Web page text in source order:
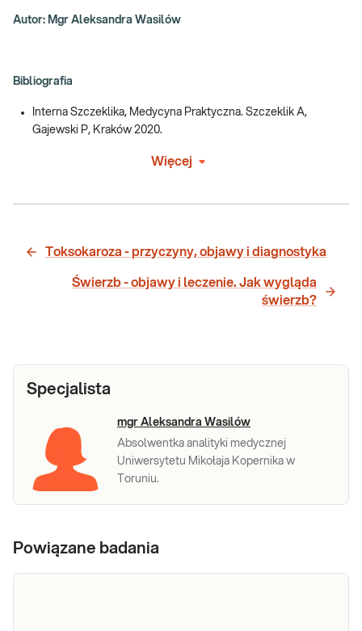
Autor: Mgr Aleksandra Wasilów
Bibliografia
Interna Szczeklika, Medycyna Praktyczna. Szczeklik A,
Gajewski P, Kraków 2020.
Więcej
Toksokaroza - przyczyny, objawy i diagnostyka
Świerzb - objawy i leczenie. Jak wygląda
świerzb?
Specjalista
mgr Aleksandra Wasilów
Absolwentka analityki medycznej
Uniwersytetu Mikołaja Kopernika w
Toruniu.
Powiązane badania